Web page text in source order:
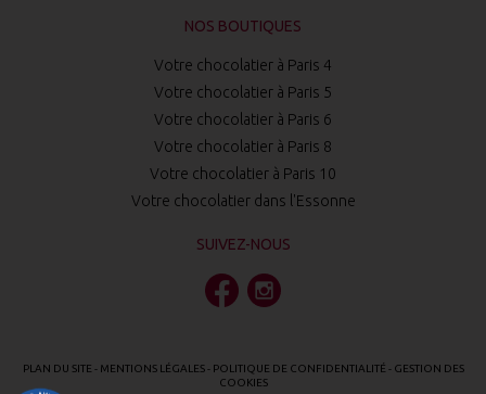
NOS BOUTIQUES
Votre chocolatier à Paris 4
Votre chocolatier à Paris 5
Votre chocolatier à Paris 6
Votre chocolatier à Paris 8
Votre chocolatier à Paris 10
Votre chocolatier dans l'Essonne
SUIVEZ-NOUS
PLAN DU SITE - MENTIONS LÉGALES- POLITIQUE DE CONFIDENTIALITÉ - GESTION DES
COOKIES